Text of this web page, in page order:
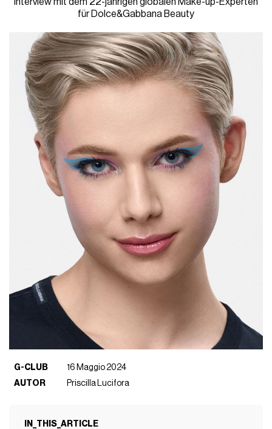
für Dolce&Gabbana Beauty
G-CLUB
16 Maggio 2024
AUTOR
Priscilla Lucifora
IN_THIS_ARTICLE